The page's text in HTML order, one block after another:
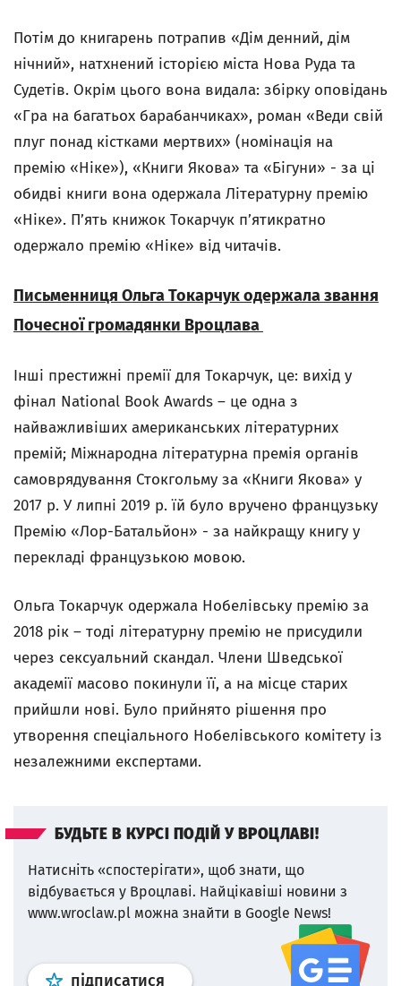
Потім до книгарень потрапив «Дім денний, дім
нічний», натхнений історією міста Нова Руда та
Судетів. Окрім цього вона видала: збірку оповідань
«Гра на багатьох барабанчиках», роман «Веди свій
плуг понад кістками мертвих» (номінація на
премію «Ніке»), «Книги Якова» та «Бігуни» - за ці
обидві книги вона одержала Літературну премію
«Ніке». П’ять книжок Токарчук п’ятикратно
одержало премію «Ніке» від читачів.
Письменниця Ольга Токарчук одержала звання
Почесної громадянки Вроцлава
Інші престижні премії для Токарчук, це: вихід у
фінал National Book Awards – це одна з
найважливіших американських літературних
премій; Міжнародна літературна премія органів
самоврядування Стокгольму за «Книги Якова» у
2017 р. У липні 2019 р. їй було вручено французьку
Премію «Лор-Батальйон» - за найкращу книгу у
перекладі французькою мовою.
Ольга Токарчук одержала Нобелівську премію за
2018 рік – тоді літературну премію не присудили
через сексуальний скандал. Члени Шведської
академії масово покинули її, а на місце старих
прийшли нові. Було прийнято рішення про
утворення спеціального Нобелівського комітету із
незалежними експертами.
БУДЬТЕ В КУРСІ ПОДІЙ У ВРОЦЛАВІ!
Натисніть «спостерігати», щоб знати, що
відбувається у Вроцлаві. Найцікавіші новини з
www.wroclaw.pl можна знайти в Google News!
підписатися Профіль google news